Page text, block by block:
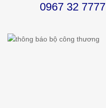
0967 32 7777